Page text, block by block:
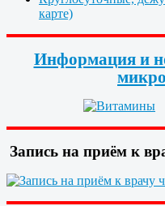
карте)
Информация и
Запись на приём к